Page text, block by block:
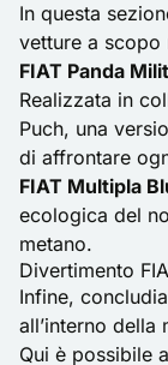
In questa
vetture a scopo
FIAT Panda
Realizzata in
Puch, una
di affrontare
FIAT Multipla
ecologica del
metano.
Divertimento
Infine,
all’interno della
Qui è possibile